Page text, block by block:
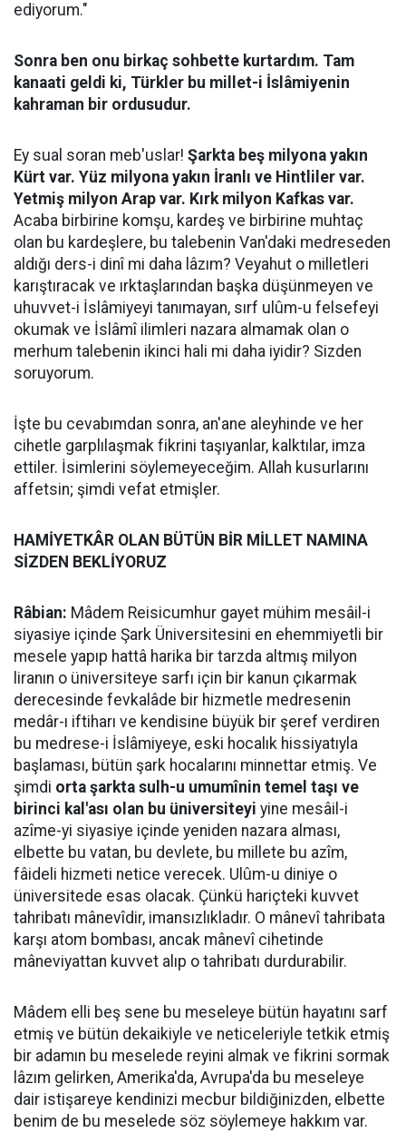
ediyorum."
Sonra ben onu birkaç sohbette kurtardım. Tam
kanaati geldi ki, Türkler bu millet-i İslâmiyenin
kahraman bir ordusudur.
Ey sual soran meb'uslar! Şarkta beş milyona yakın
Kürt var. Yüz milyona yakın İranlı ve Hintliler var.
Yetmiş milyon Arap var. Kırk milyon Kafkas var.
Acaba birbirine komşu, kardeş ve birbirine muhtaç
olan bu kardeşlere, bu talebenin Van'daki medreseden
aldığı ders-i dinî mi daha lâzım? Veyahut o milletleri
karıştıracak ve ırktaşlarından başka düşünmeyen ve
uhuvvet-i İslâmiyeyi tanımayan, sırf ulûm-u felsefeyi
okumak ve İslâmî ilimleri nazara almamak olan o
merhum talebenin ikinci hali mi daha iyidir? Sizden
soruyorum.
İşte bu cevabımdan sonra, an'ane aleyhinde ve her
cihetle garplılaşmak fikrini taşıyanlar, kalktılar, imza
ettiler. İsimlerini söylemeyeceğim. Allah kusurlarını
affetsin; şimdi vefat etmişler.
HAMİYETKÂR OLAN BÜTÜN BİR MİLLET NAMINA
SİZDEN BEKLİYORUZ
Râbian: Mâdem Reisicumhur gayet mühim mesâil-i
siyasiye içinde Şark Üniversitesini en ehemmiyetli bir
mesele yapıp hattâ harika bir tarzda altmış milyon
liranın o üniversiteye sarfı için bir kanun çıkarmak
derecesinde fevkalâde bir hizmetle medresenin
medâr-ı iftiharı ve kendisine büyük bir şeref verdiren
bu medrese-i İslâmiyeye, eski hocalık hissiyatıyla
başlaması, bütün şark hocalarını minnettar etmiş. Ve
şimdi orta şarkta sulh-u umumînin temel taşı ve
birinci kal'ası olan bu üniversiteyi yine mesâil-i
azîme-yi siyasiye içinde yeniden nazara alması,
elbette bu vatan, bu devlete, bu millete bu azîm,
fâideli hizmeti netice verecek. Ulûm-u diniye o
üniversitede esas olacak. Çünkü hariçteki kuvvet
tahribatı mânevîdir, imansızlıkladır. O mânevî tahribata
karşı atom bombası, ancak mânevî cihetinde
mâneviyattan kuvvet alıp o tahribatı durdurabilir.
Mâdem elli beş sene bu meseleye bütün hayatını sarf
etmiş ve bütün dekaikiyle ve neticeleriyle tetkik etmiş
bir adamın bu meselede reyini almak ve fikrini sormak
lâzım gelirken, Amerika'da, Avrupa'da bu meseleye
dair istişareye kendinizi mecbur bildiğinizden, elbette
benim de bu meselede söz söylemeye hakkım var.